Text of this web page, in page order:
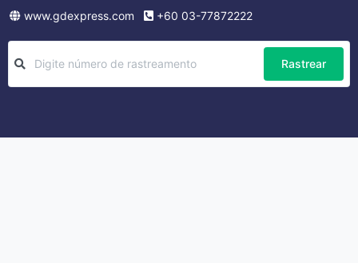
www.gdexpress.com +60 03-77872222
Rastrear